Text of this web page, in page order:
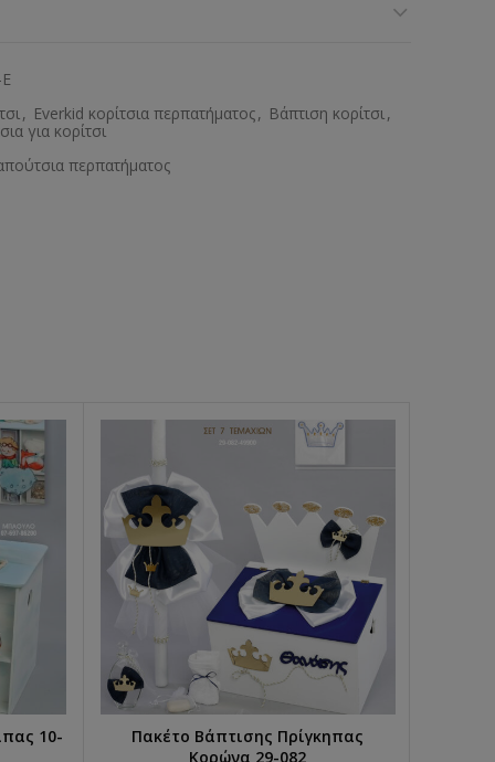
, Everkid κορίτσια περπατήματος, Βάπτιση κορίτσι,
για κορίτσι
περπατήματος
10-
ΕΠΙΛΟΓΉ...
Πακέτο Βάπτισης Πρίγκηπας
Κορώνα 29-082